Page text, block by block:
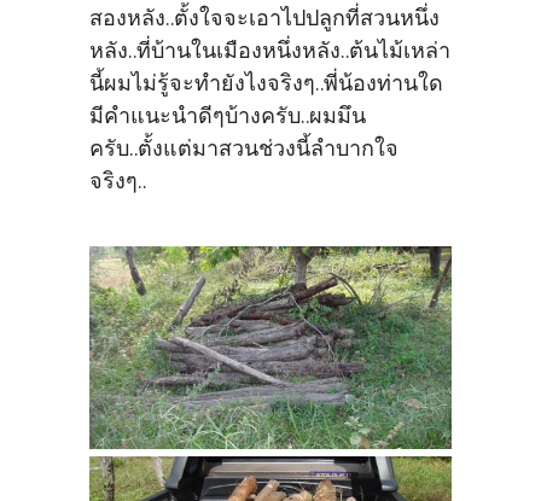
สองหลัง..ตั้งใจจะเอาไปปลูกที่สวนหนึ่ง
หลัง..ที่บ้านในเมืองหนึ่งหลัง..ต้นไม้เหล่า
นี้ผมไม่รู้จะทำยังไงจริงๆ..พี่น้องท่านใด
มีคำแนะนำดีๆบ้างครับ..ผมมึน
ครับ..ตั้งแต่มาสวนช่วงนี้ลำบากใจ
จริงๆ..